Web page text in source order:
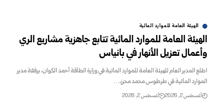
الهيئة العامة للموارد المائية
الهيئة العامة للموارد المائية تتابع جاهزية مشاريع الري
وأعمال تعزيل الأنهار في بانياس
اطلع المدير العام للهيئة العامة للموارد المائية في وزارة الطاقة أحمد الكوان، برفقة مدير
الموارد المائية في طرطوس محمد محرز،…
أغسطس 2, 2026 أغسطس 2, 2026